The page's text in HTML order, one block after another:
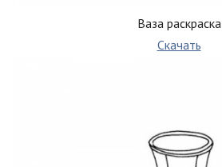
Ваза раскраска
Скачать